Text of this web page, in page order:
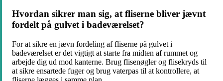
Hvordan sikrer man sig, at fliserne bliver jævnt
fordelt på gulvet i badeværelset?
For at sikre en jævn fordeling af fliserne på gulvet i
badeværelset er det vigtigt at starte fra midten af rummet og
arbejde dig ud mod kanterne. Brug flisenøgler og flisekryds til
at sikre ensartede fuger og brug vaterpas til at kontrollere, at